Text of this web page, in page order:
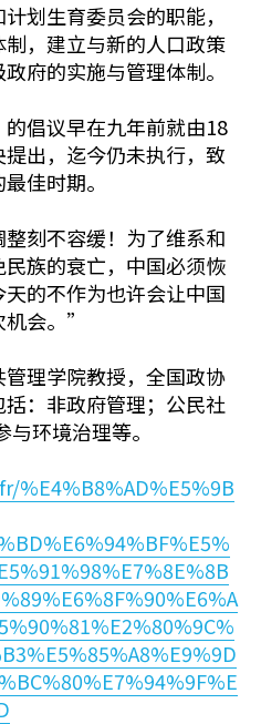
划生育委员会的职能，
，建立与新的人口政策
府的实施与管理体制。
倡议早在九年前就由18
出，迄今仍未执行，致
佳时期。
刻不容缓！为了维系和
族的衰亡，中国必须恢
的不作为也许会让中国
会。”
理学院教授，全国政协
：非政府管理；公民社
环境治理等。
%E4%B8%AD%E5%9B